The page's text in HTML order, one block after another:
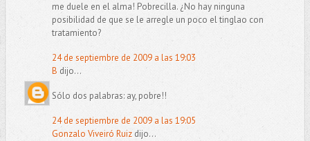
me duele en el alma! Pobrecilla. ¿No hay ninguna
posibilidad de que se le arregle un poco el tinglao con
tratamiento?
24 de septiembre de 2009 a las 19:03
B dijo...
Sólo dos palabras: ay, pobre!!
24 de septiembre de 2009 a las 19:05
Gonzalo Viveiró Ruizdijo...